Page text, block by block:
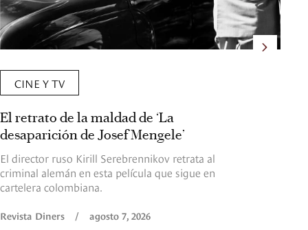
CINE Y TV
El retrato de la maldad de ‘La
desaparición de Josef Mengele’
El director ruso Kirill Serebrennikov retrata al
criminal alemán en esta película que sigue en
cartelera colombiana.
Revista Diners / agosto 7, 2026